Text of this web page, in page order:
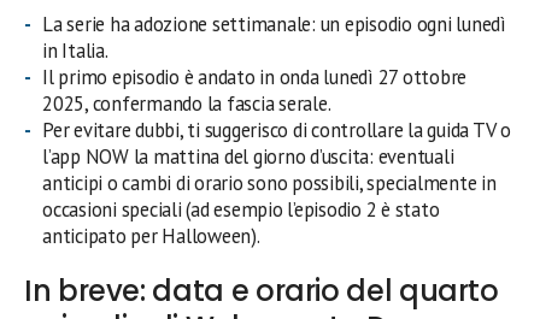
La serie ha adozione settimanale: un episodio ogni lunedì
in Italia.
Il primo episodio è andato in onda lunedì 27 ottobre
2025, confermando la fascia serale.
Per evitare dubbi, ti suggerisco di controllare la guida TV o
l’app NOW la mattina del giorno d’uscita: eventuali
anticipi o cambi di orario sono possibili, specialmente in
occasioni speciali (ad esempio l’episodio 2 è stato
anticipato per Halloween).
In breve: data e orario del quarto